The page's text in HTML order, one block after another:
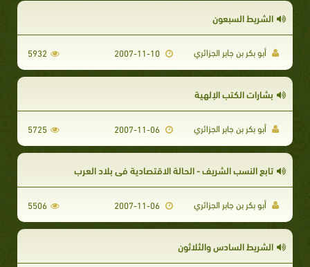
الشريط السبعون
أبو بكر بن جابر الجزائري 5932
بشارات الكتب الإلهية
أبو بكر بن جابر الجزائري 5725
تابع النسب الشريف - الحالة الاقتصادية في بلاد العرب
أبو بكر بن جابر الجزائري 5506
الشريط السادس والثلاثون